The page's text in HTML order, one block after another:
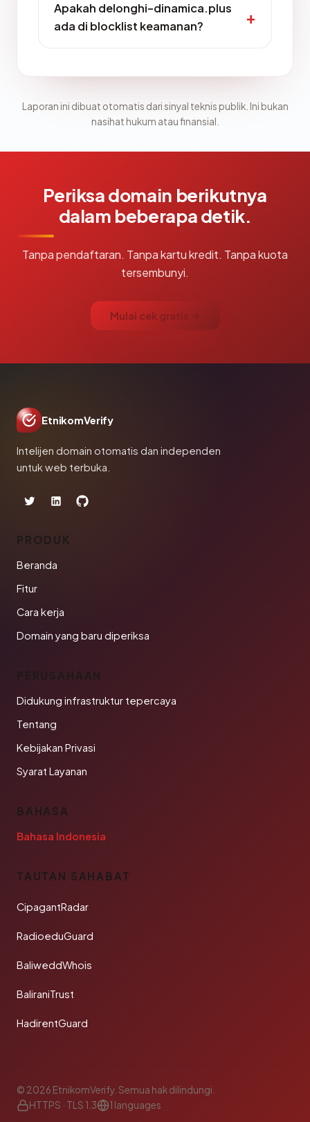
Apakah delonghi-dinamica.plus
ada di blocklist keamanan?
Laporan ini dibuat otomatis dari sinyal teknis publik. Ini bukan
nasihat hukum atau finansial.
Periksa domain berikutnya
dalam beberapa detik.
Tanpa pendaftaran. Tanpa kartu kredit. Tanpa kuota
tersembunyi.
Mulai cek gratis →
EtnikomVerify
Intelijen domain otomatis dan independen
untuk web terbuka.
PRODUK
Beranda
Fitur
Cara kerja
Domain yang baru diperiksa
PERUSAHAAN
Didukung infrastruktur tepercaya
Tentang
Kebijakan Privasi
Syarat Layanan
BAHASA
Bahasa Indonesia
TAUTAN SAHABAT
CipagantRadar
RadioeduGuard
BaliweddWhois
BaliraniTrust
HadirentGuard
© 2026 EtnikomVerify. Semua hak dilindungi.
HTTPS · TLS 1.3
1 languages